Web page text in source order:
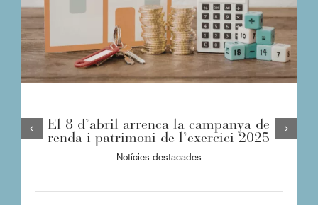
El 8 d’abril arrenca la campanya de
renda i patrimoni de l’exercici 2025
Notícies destacades